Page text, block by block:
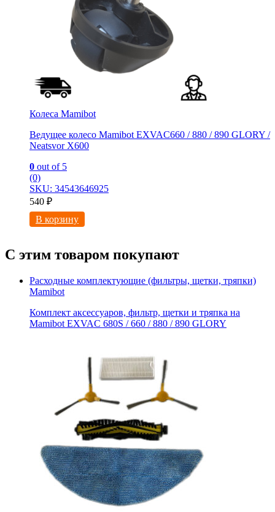
Колеса Mamibot
Ведущее колесо Mamibot EXVAC660 / 880 / 890 GLORY /
Neatsvor X600
0 out of 5
(0)
SKU: 34543646925
540 ₽
В корзину
С этим товаром покупают
Расходные комплектующие (фильтры, щетки, тряпки)
Mamibot
Комплект аксессуаров, фильтр, щетки и тряпка на
Mamibot EXVAC 680S / 660 / 880 / 890 GLORY